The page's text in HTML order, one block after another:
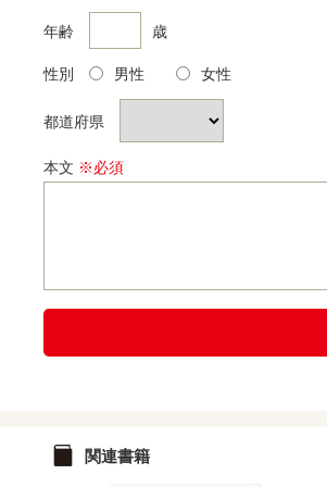
年齢 歳
性別 男性 女性
都道府県
本文 ※必須
関連書籍